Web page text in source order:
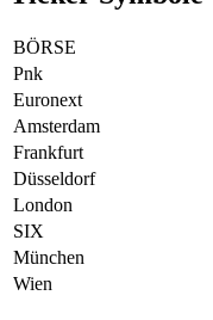
BÖRSE
Pnk
Euronext
Amsterdam
Frankfurt
Düsseldorf
London
SIX
München
Wien